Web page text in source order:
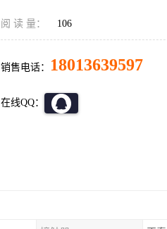
阅 读 量： 106
销售电话： 18013639597
在线QQ：